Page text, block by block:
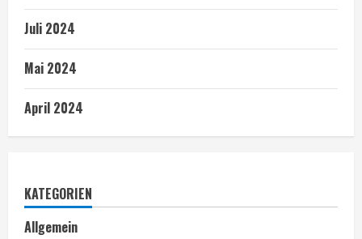
Juli 2024
Mai 2024
April 2024
KATEGORIEN
Allgemein